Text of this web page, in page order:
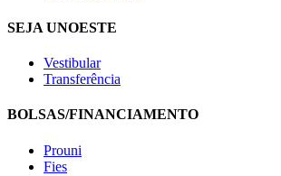
SEJA UNOESTE
Vestibular
Transferência
BOLSAS/FINANCIAMENTO
Prouni
Fies